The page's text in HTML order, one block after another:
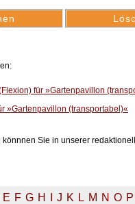
für »Gartenpavillon
»Gartenpavillon (transportabel)«
könnnen Sie in unserer
E F G H J K L M N O P